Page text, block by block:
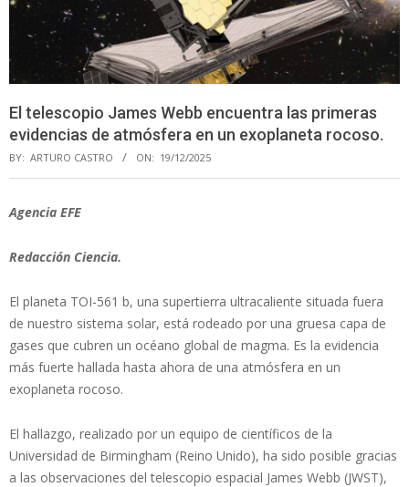
El telescopio James Webb encuentra las primeras
evidencias de atmósfera en un exoplaneta rocoso.
BY: ARTURO CASTRO ON: 19/12/2025
Agencia EFE
Redacción Ciencia.
El planeta TOI-561 b, una supertierra ultracaliente situada fuera
de nuestro sistema solar, está rodeado por una gruesa capa de
gases que cubren un océano global de magma. Es la evidencia
más fuerte hallada hasta ahora de una atmósfera en un
exoplaneta rocoso.
El hallazgo, realizado por un equipo de científicos de la
Universidad de Birmingham (Reino Unido), ha sido posible gracias
a las observaciones del telescopio espacial James Webb (JWST),